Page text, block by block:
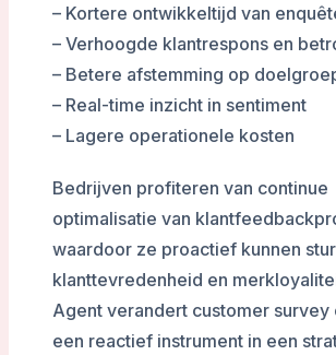
– Kortere ontwikkeltijd van
– Verhoogde klantrespons en
– Betere afstemming op
– Real-time inzicht in sentiment
– Lagere operationele kosten
Bedrijven profiteren van continue
optimalisatie van
waardoor ze proactief kunnen
klanttevredenheid en
Agent verandert customer survey
een reactief instrument in een